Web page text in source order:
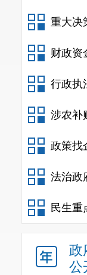
重大决
财政资
行政执
涉农补
政策找
法治政
民生重
政
公